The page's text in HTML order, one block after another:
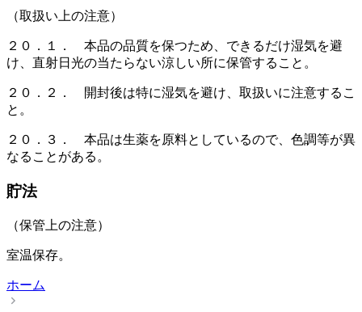
（取扱い上の注意）
２０．１． 本品の品質を保つため、できるだけ湿気を避
け、直射日光の当たらない涼しい所に保管すること。
２０．２． 開封後は特に湿気を避け、取扱いに注意するこ
と。
２０．３． 本品は生薬を原料としているので、色調等が異
なることがある。
貯法
（保管上の注意）
室温保存。
ホーム